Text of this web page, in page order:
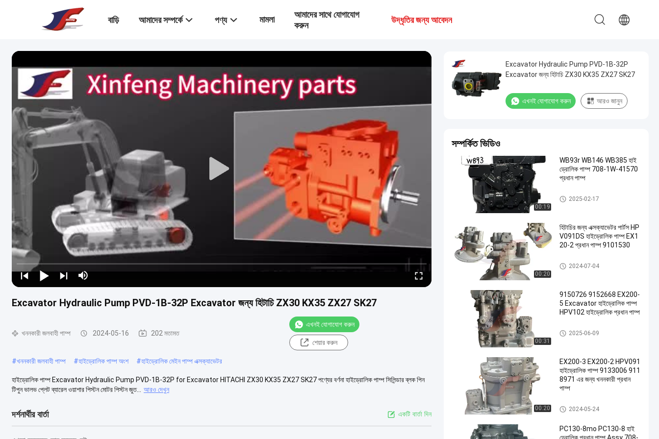
বাড়ি আমাদের সম্পর্কে পণ্য মামলা
আমাদের সাথে যোগাযোগ
করুন
উদ্ধৃতির জন্য আবেদন
Excavator Hydraulic Pump PVD-1B-32P Excavator জন্য হিটাচি ZX30 KX35 ZX27 SK27
খননকারী জলবাহী পাম্প 2024-05-16 202 মতামত
এখনই যোগাযোগ করুন
শেয়ার করুন
#খননকারী জলবাহী পাম্প #হাইড্রোলিক পাম্প অংশ #হাইড্রোলিক মেইন পাম্প এক্সক্যাভেটর
হাইড্রোলিক পাম্প Excavator Hydraulic Pump PVD-1B-32P for Excavator HITACHI ZX30 KX35 ZX27 SK27 পণ্যের বর্ণনা হাইড্রোলিক পাম্প সিলিন্ডার ব্লক পিন
টিপুন ভালভ প্লেট ব্যারেল ওয়াশার পিস্টন মোটর পিস্টন জুত...
আরও দেখুন
দর্শনার্থীর বার্তা একটি বার্তা দিন
Excavator Hydraulic Pump PVD-1B-32P
Excavator জন্য হিটাচি ZX30 KX35 ZX27 SK27
এখনই যোগাযোগ করুন আরও জানুন
সম্পর্কিত ভিডিও
00:19
WB93r WB146 WB385 হাই
ড্রোলিক পাম্প 708-1W-41570
প্রধান পাম্প
খননকারী জলবাহী পাম্প
2025-02-17
00:20
হিটাচির জন্য এক্সক্যাভেটর পার্টস HP
V091DS হাইড্রোলিক পাম্প EX1
20-2 প্রধান পাম্প 9101530
খননকারী জলবাহী পাম্প
2024-07-04
00:31
9150726 9152668 EX200-
5 Excavator হাইড্রোলিক পাম্প
HPV102 হাইড্রোলিক প্রধান পাম্প
খননকারী জলবাহী পাম্প
2025-06-09
00:20
EX200-3 EX200-2 HPV091
হাইড্রোলিক পাম্প 9133006 911
8971 এর জন্য খননকারী প্রধান
পাম্প
খননকারী জলবাহী পাম্প
2024-05-24
PC130-8mo PC130-8 হাই